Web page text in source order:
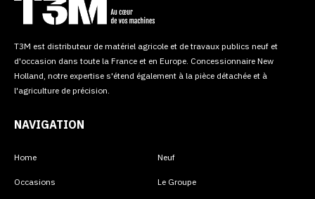
T3M est distributeur de matériel agricole et de travaux publics neuf et
d'occasion dans toute la France et en Europe. Concessionnaire New
Holland, notre expertise s'étend également à la pièce détachée et à
l'agriculture de précision.
NAVIGATION
Home Neuf
Occasions Le Groupe